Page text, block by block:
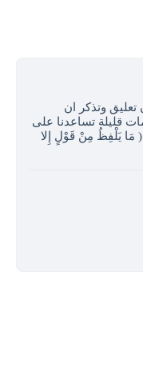
وتذكر ان
قليلة تساعدنا على
مَا يَلْفِظُ مِنْ قَوْلٍ إِلا